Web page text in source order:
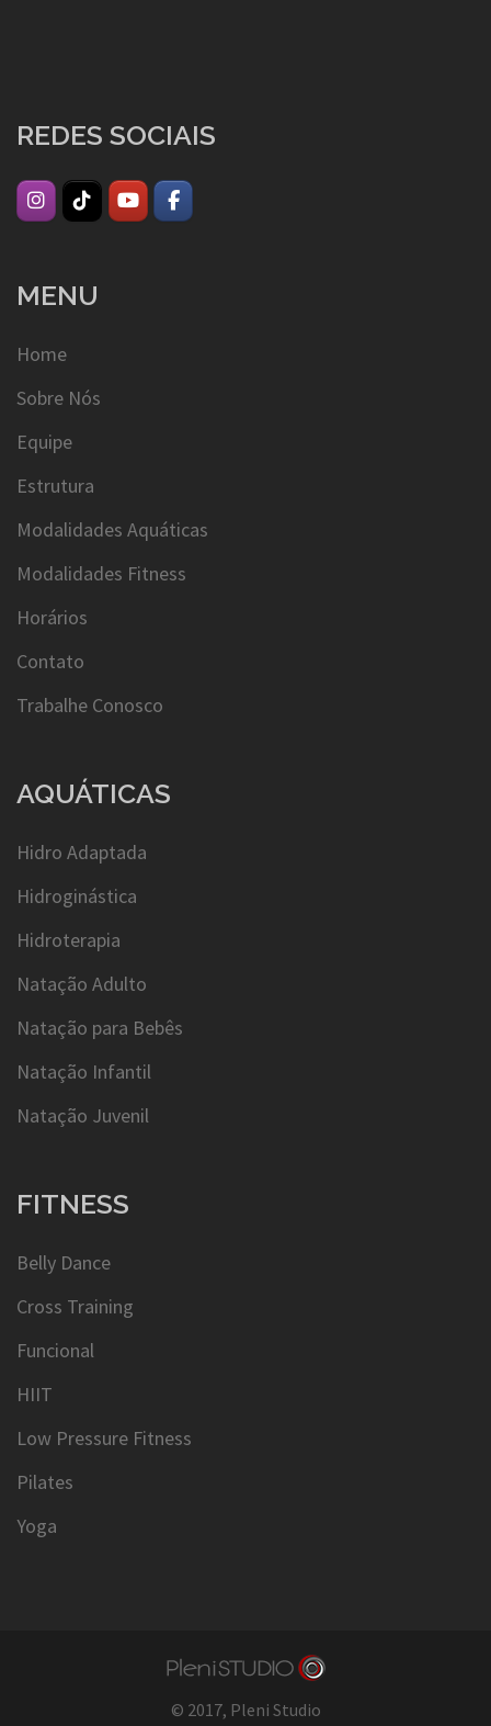
REDES SOCIAIS
MENU
Home
Sobre Nós
Equipe
Estrutura
Modalidades Aquáticas
Modalidades Fitness
Horários
Contato
Trabalhe Conosco
AQUÁTICAS
Hidro Adaptada
Hidroginástica
Hidroterapia
Natação Adulto
Natação para Bebês
Natação Infantil
Natação Juvenil
FITNESS
Belly Dance
Cross Training
Funcional
HIIT
Low Pressure Fitness
Pilates
Yoga
© 2017, Pleni Studio